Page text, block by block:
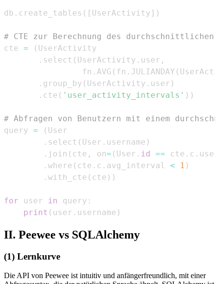
db . create_tables ( [ UserActivity ] )
# CTE zur Berechnung des
cte = (
. select ( UserActivity . user ,
                fn
. AVG ( fn . JULIANDAY (
. group_by ( UserActivity . user )
. cte ( 'user_activity_intervals' ) )
# Abfragen von Benutzern mit einem
query = (
. select ( User . username )
. join ( cte , on= ( User . id == cte . c . user
. where ( cte . c . avg_interval < 1 )
. with_cte ( cte ) )
for user in query :
print ( user . username )
II. Peewee vs SQLAlchemy
(1) Lernkurve
Die API von Peewee ist intuitiv und anfängerfreundlich, mit einer